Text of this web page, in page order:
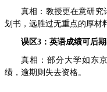
真相：教授更在意研究
划书，远胜过无重点的厚材
误区3：英语成绩可后
真相：部分大学如东
绩，逾期则失去资格。